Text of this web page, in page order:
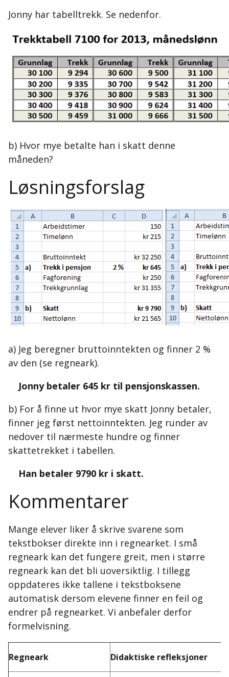
Jonny har tabelltrekk. Se nedenfor.
b) Hvor mye betalte han i skatt denne
måneden?
Løsningsforslag
a) Jeg beregner bruttoinntekten og finner 2 %
av den (se regneark).
Jonny betaler 645 kr til pensjonskassen.
b) For å finne ut hvor mye skatt Jonny betaler,
finner jeg først nettoinntekten. Jeg runder av
nedover til nærmeste hundre og finner
skattetrekket i tabellen.
Han betaler 9790 kr i skatt.
Kommentarer
Mange elever liker å skrive svarene som
tekstbokser direkte inn i regnearket. I små
regneark kan det fungere greit, men i større
regneark kan det bli uoversiktlig. I tillegg
oppdateres ikke tallene i tekstboksene
automatisk dersom elevene finner en feil og
endrer på regnearket. Vi anbefaler derfor
formelvisning.
Regneark Didaktiske refleksjoner